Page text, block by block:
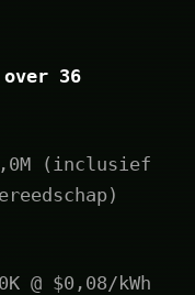
36
(inclusief
@ $0,08/kWh